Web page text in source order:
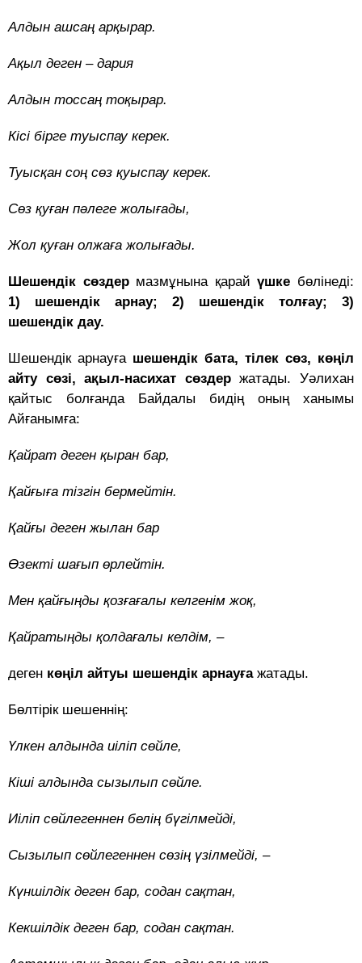
Алдын ашсаң арқырар.
Ақыл деген – дария
Алдын тоссаң тоқырар.
Кісі бірге туыспау керек.
Туысқан соң сөз қуыспау керек.
Сөз қуған пәлеге жолығады,
Жол қуған олжаға жолығады.
Шешендік сөздермазмұнына қарайүшке бөлінеді:
1) шешендік арнау; 2) шешендік толғау; 3)
шешендік дау.
Шешендік арнауға шешендік бата, тілек сөз, көңіл
айту сөзі, ақыл-насихат сөздержатады. Уәлихан
қайтыс болғанда Байдалы бидің оның ханымы
Айғанымға:
Қайрат деген қыран бар,
Қайғыға тізгін бермейтін.
Қайғы деген жылан бар
Өзекті шағып өрлейтін.
Мен қайғыңды қозғағалы келгенім жоқ,
Қайратыңды қолдағалы келдім, –
деген көңіл айтуы шешендік арнауғажатады.
Бөлтірік шешеннің:
Үлкен алдында иіліп сөйле,
Кіші алдында сызылып сөйле.
Иіліп сөйлегеннен белің бүгілмейді,
Сызылып сөйлегеннен сөзің үзілмейді, –
Күншілдік деген бар, содан сақтан,
Кекшілдік деген бар, содан сақтан.